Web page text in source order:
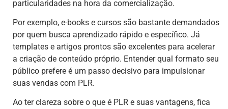
particularidades na hora da comercialização.
Por exemplo, e-books e cursos são bastante demandados
por quem busca aprendizado rápido e específico. Já
templates e artigos prontos são excelentes para acelerar
a criação de conteúdo próprio. Entender qual formato seu
público prefere é um passo decisivo para impulsionar
suas vendas com PLR.
Ao ter clareza sobre o que é PLR e suas vantagens, fica